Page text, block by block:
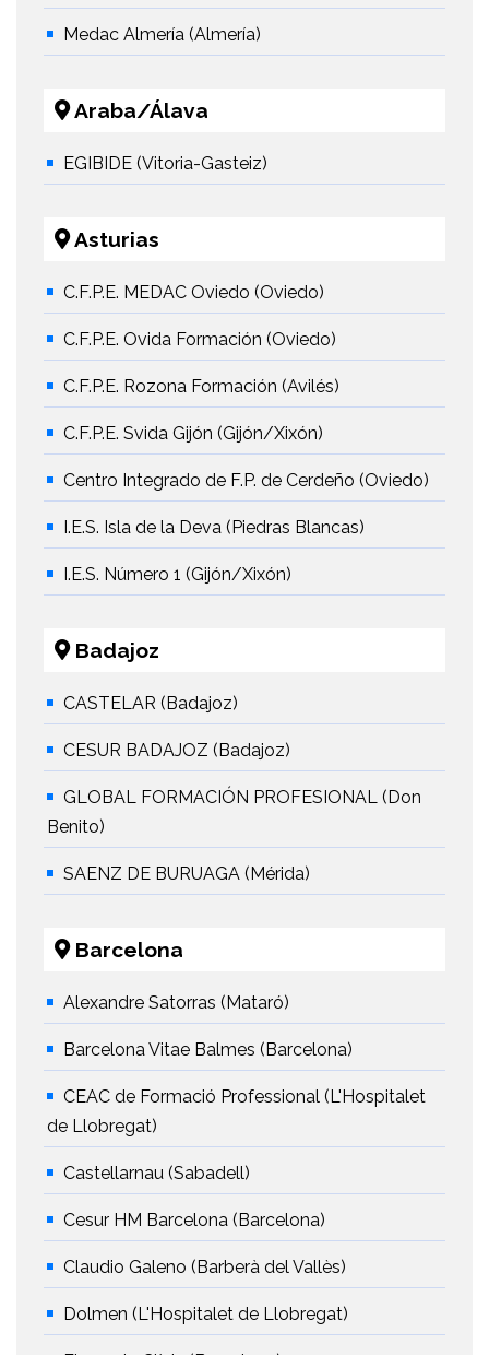
Medac Almería (Almería)
Araba/Álava
EGIBIDE (Vitoria-Gasteiz)
Asturias
C.F.P.E. MEDAC Oviedo (Oviedo)
C.F.P.E. Ovida Formación (Oviedo)
C.F.P.E. Rozona Formación (Avilés)
C.F.P.E. Svida Gijón (Gijón/Xixón)
Centro Integrado de F.P. de Cerdeño (Oviedo)
I.E.S. Isla de la Deva (Piedras Blancas)
I.E.S. Número 1 (Gijón/Xixón)
Badajoz
CASTELAR (Badajoz)
CESUR BADAJOZ (Badajoz)
GLOBAL FORMACIÓN PROFESIONAL (Don
Benito)
SAENZ DE BURUAGA (Mérida)
Barcelona
Alexandre Satorras (Mataró)
Barcelona Vitae Balmes (Barcelona)
CEAC de Formació Professional (L'Hospitalet
de Llobregat)
Castellarnau (Sabadell)
Cesur HM Barcelona (Barcelona)
Claudio Galeno (Barberà del Vallès)
Dolmen (L'Hospitalet de Llobregat)